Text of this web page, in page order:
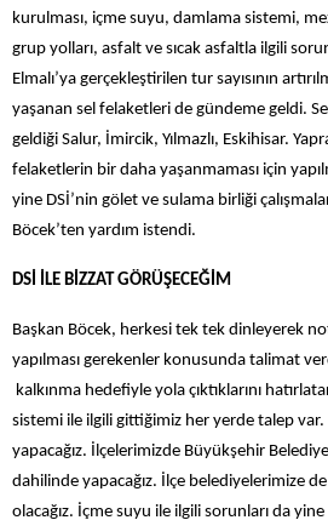
kurulması, içme suyu, damlama sistemi,
grup yolları, asfalt ve sıcak asfaltla ilgili
Elmalı’ya gerçekleştirilen tur sayısının
yaşanan sel felaketleri de gündeme geldi.
geldiği Salur, İmircik, Yılmazlı, Eskihisar.
felaketlerin bir daha yaşanmaması için
yine DSİ’nin gölet ve sulama birliği
Böcek’ten yardım istendi.
DSİ İLE BİZZAT GÖRÜŞECEĞİM
Başkan Böcek, herkesi tek tek dinleyerek
yapılması gerekenler konusunda talimat
kalkınma hedefiyle yola çıktıklarını
sistemi ile ilgili gittiğimiz her yerde talep
yapacağız. İlçelerimizde Büyükşehir
dahilinde yapacağız. İlçe belediyelerimize de
olacağız. İçme suyu ile ilgili sorunları da